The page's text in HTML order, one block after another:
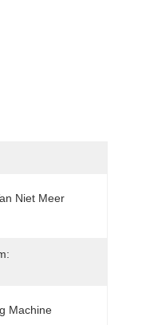
Niet Meer
Machine